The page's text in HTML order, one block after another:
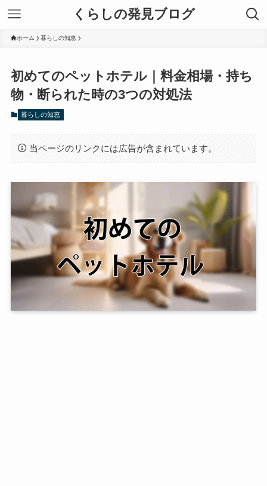
くらしの発見ブログ
ホーム 暮らしの知恵
初めてのペットホテル｜料金相場・持ち
物・断られた時の3つの対処法
暮らしの知恵
当ページのリンクには広告が含まれています。